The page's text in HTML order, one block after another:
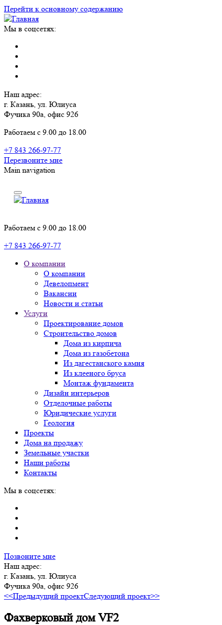
Перейти к основному содержанию
Мы в соцсетях:
Наш адрес:
г. Казань, ул. Юлиуса
Фучика 90а, офис 926
Работаем с 9.00 до 18.00
+7 843 266-97-77
Перезвоните мне
Main navigation
Работаем с 9.00 до 18.00
+7 843 266-97-77
О компании
О компании
Девелопмент
Вакансии
Новости и статьи
Услуги
Проектирование домов
Строительство домов
Дома из кирпича
Дома из газобетона
Из дагестанского камня
Из клееного бруса
Монтаж фундамента
Дизайн интерьеров
Отделочные работы
Юридические услуги
Геология
Проекты
Дома на продажу
Земельные участки
Наши работы
Контакты
Мы в соцсетях:
Позвоните мне
Наш адрес:
г. Казань, ул. Юлиуса
Фучика 90а, офис 926
<<Предыдущий проектСледующий проект>>
Фахверковый дом VF2